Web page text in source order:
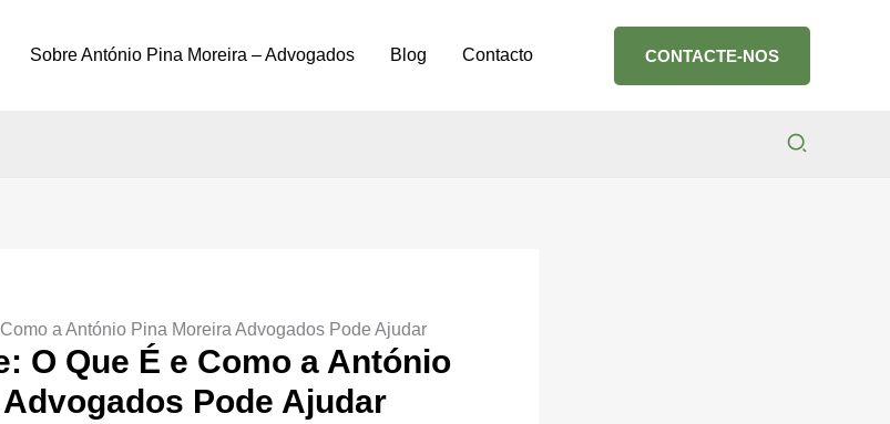
Sobre António Pina Moreira – Advogados Blog Contacto CONTACTE-NOS
Search
a António Pina Moreira Advogados Pode Ajudar
O Que É e Como a António
Pode Ajudar